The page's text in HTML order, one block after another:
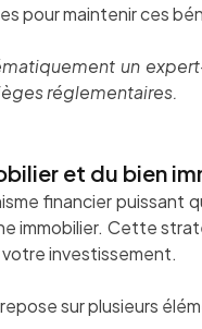
pour maintenir ces
un
réglementaires.
et du bien
financier puissant
immobilier. Cette
investissement.
sur plusieurs